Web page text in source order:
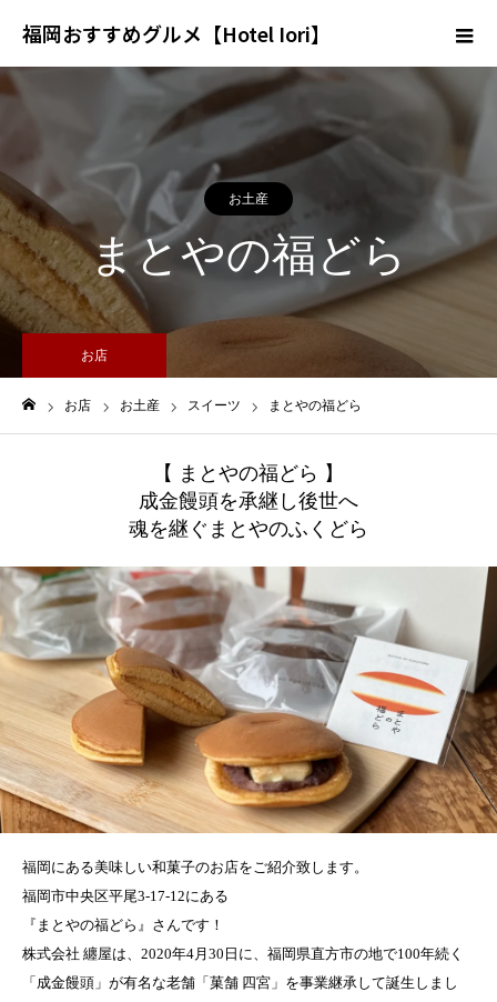
福岡おすすめグルメ【Hotel Iori】
お土産
まとやの福どら
お店
お店 お土産 スイーツ まとやの福どら
【 まとやの福どら 】
成金饅頭を承継し後世へ
魂を継ぐまとやのふくどら
福岡にある美味しい和菓子のお店をご紹介致します。
福岡市中央区平尾3-17-12にある
『まとやの福どら』さんです！
株式会社 纏屋は、2020年4月30日に、福岡県直方市の地で100年続く
「成金饅頭」が有名な老舗「菓舗 四宮」を事業継承して誕生しまし